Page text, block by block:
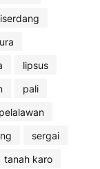
lipsus
pali
pelalawan
sergai
tanah karo